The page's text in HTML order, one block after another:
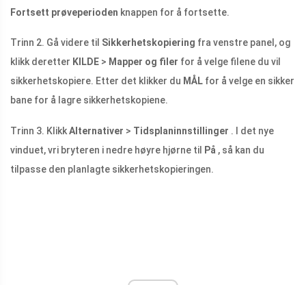
Fortsett prøveperioden knappen for å fortsette.
Trinn 2. Gå videre til Sikkerhetskopiering fra venstre panel, og
klikk deretter KILDE > Mapper og filer for å velge filene du vil
sikkerhetskopiere. Etter det klikker du MÅL for å velge en sikker
bane for å lagre sikkerhetskopiene.
Trinn 3. KlikkAlternativer > Tidsplaninnstillinger . I det nye
vinduet, vri bryteren i nedre høyre hjørne til
På , så kan du
tilpasse den planlagte sikkerhetskopieringen.